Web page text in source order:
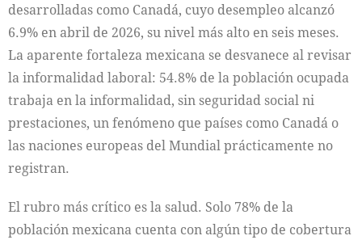
desarrolladas como Canadá, cuyo desempleo alcanzó
6.9% en abril de 2026, su nivel más alto en seis meses.
La aparente fortaleza mexicana se desvanece al revisar
la informalidad laboral: 54.8% de la población ocupada
trabaja en la informalidad, sin seguridad social ni
prestaciones, un fenómeno que países como Canadá o
las naciones europeas del Mundial prácticamente no
registran.
El rubro más crítico es la salud. Solo 78% de la
población mexicana cuenta con algún tipo de cobertura